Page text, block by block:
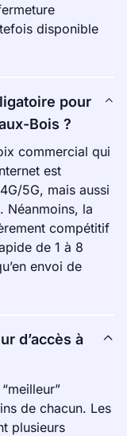
disponible
pour
Bois ?
commercial qui
est
5G, mais aussi
Néanmoins, la
compétitif
de 1 à 8
envoi de
d’accès à
de chacun. Les
plusieurs